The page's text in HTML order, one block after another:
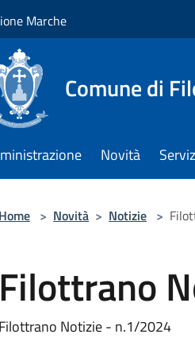
Marche
Comune di
Novità
Home > Novità > Notizie >
Filottrano
Filottrano Notizie - n.1/2024